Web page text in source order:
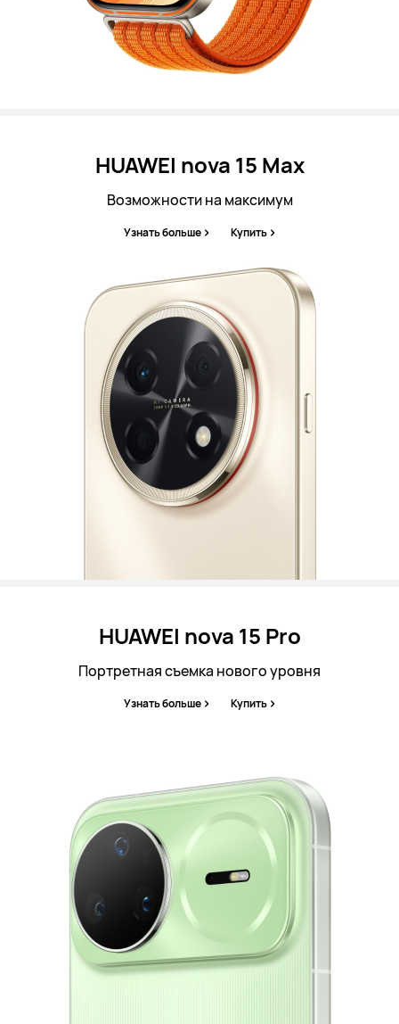
HUAWEI nova 15 Max
Возможности на максимум
Узнать больше Купить
HUAWEI nova 15 Pro
Портретная съемка нового уровня
Узнать больше Купить